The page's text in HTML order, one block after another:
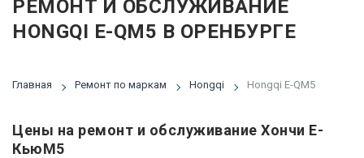
РЕМОНТ И ОБСЛУЖИВАНИЕ
HONGQI E-QM5 В ОРЕНБУРГЕ
Главная Ремонт по маркам Hongqi Hongqi E-QM5
Цены на ремонт и обслуживание Хончи Е-
КьюМ5